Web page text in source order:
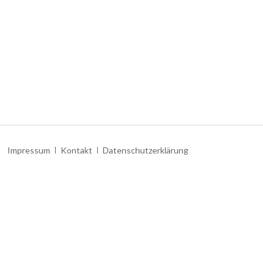
Navigation
Impressum Kontakt Datenschutzerklärung